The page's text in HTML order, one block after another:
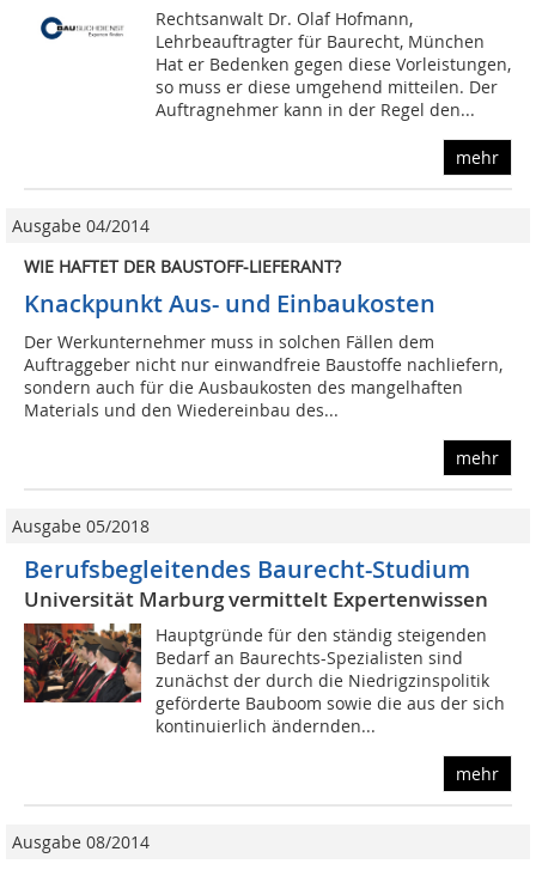
Rechtsanwalt Dr. Olaf Hofmann,
Lehrbeauftragter für Baurecht, München
Hat er Bedenken gegen diese Vorleistungen,
so muss er diese umgehend mitteilen. Der
Auftragnehmer kann in der Regel den...
mehr
Ausgabe 04/2014
WIE HAFTET DER BAUSTOFF-LIEFERANT?
Knackpunkt Aus- und Einbaukosten
Der Werkunternehmer muss in solchen Fällen dem
Auftraggeber nicht nur einwandfreie Baustoffe nachliefern,
sondern auch für die Ausbaukosten des mangelhaften
Materials und den Wiedereinbau des...
mehr
Ausgabe 05/2018
Berufsbegleitendes Baurecht-Studium
Universität Marburg vermittelt Expertenwissen
Hauptgründe für den ständig steigenden
Bedarf an Baurechts-Spezialisten sind
zunächst der durch die Niedrigzinspolitik
geförderte Bauboom sowie die aus der sich
kontinuierlich ändernden...
mehr
Ausgabe 08/2014